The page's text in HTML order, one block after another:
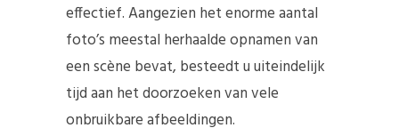
effectief. Aangezien het enorme aantal
foto’s meestal herhaalde opnamen van
een scène bevat, besteedt u uiteindelijk
tijd aan het doorzoeken van vele
onbruikbare afbeeldingen.